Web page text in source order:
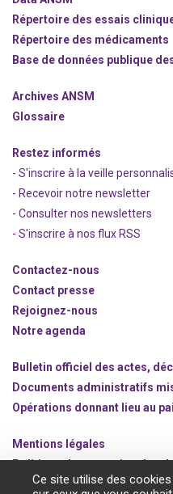
Répertoire des essais
Répertoire des médicaments
Base de données publique
Archives ANSM
Glossaire
Restez informés
- S'inscrire à la veille
- Recevoir notre newsletter
- Consulter nos newsletters
- S'inscrire à nos flux RSS
Contactez-nous
Contact presse
Rejoignez-nous
Notre agenda
Bulletin officiel des actes,
Documents administratifs
Opérations donnant lieu au
Mentions légales
Politique de protection des
Gestion des cookies
Ce site utilise des